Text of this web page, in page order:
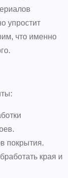
упростит
что именно
покрытия.
края и